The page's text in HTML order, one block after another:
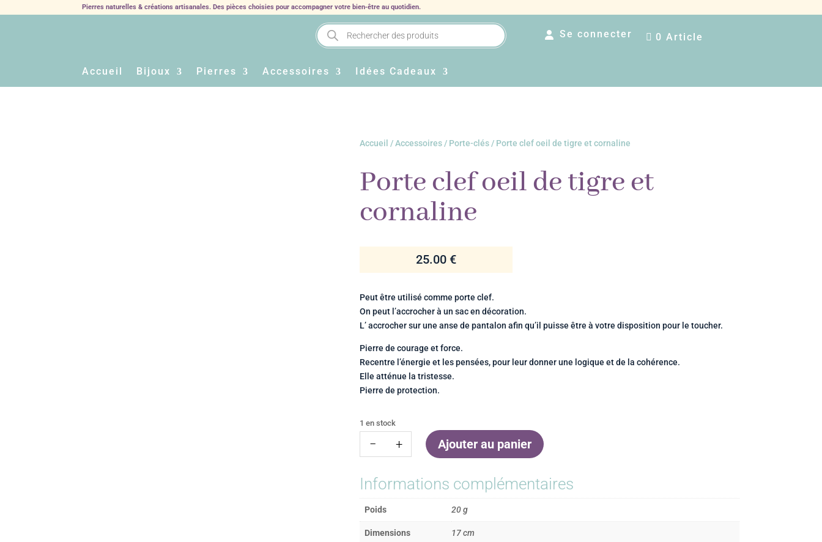
Pierres naturelles & créations artisanales. Des pièces choisies pour accompagner votre bien‑être au quotidien.
Recherche
de
produits
Se connecter 0 Article
Accueil Bijoux Pierres Accessoires Idées Cadeaux
Accueil /Accessoires / Porte-clés / Porte clef oeil de tigre et cornaline
Porte clef oeil de tigre et
cornaline
25.00 €
Peut être utilisé comme porte clef.
On peut l’accrocher à un sac en décoration.
L’ accrocher sur une anse de pantalon afin qu’il puisse être à votre disposition pour le toucher.
Pierre de courage et force.
Recentre l’énergie et les pensées, pour leur donner une logique et de la cohérence.
Elle atténue la tristesse.
Pierre de protection.
1 en stock
−
clef
de
tigre
et
+ Ajouter au panier
Informations complémentaires
Poids 20 g
Dimensions 17 cm